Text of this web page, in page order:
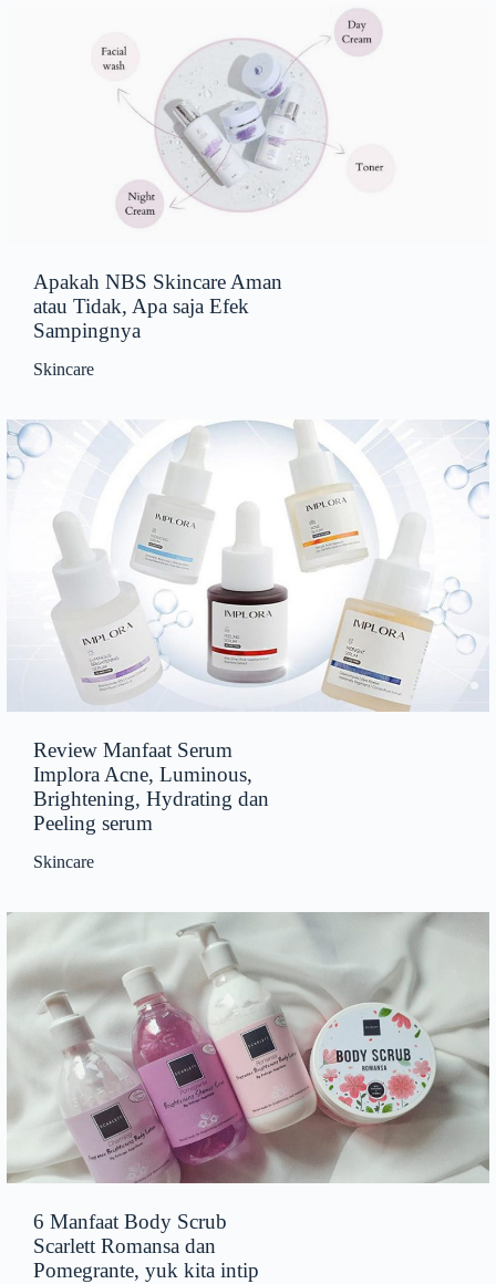
Apakah NBS Skincare Aman
atau Tidak, Apa saja Efek
Sampingnya
Skincare
Review Manfaat Serum
Implora Acne, Luminous,
Brightening, Hydrating dan
Peeling serum
Skincare
6 Manfaat Body Scrub
Scarlett Romansa dan
Pomegrante, yuk kita intip